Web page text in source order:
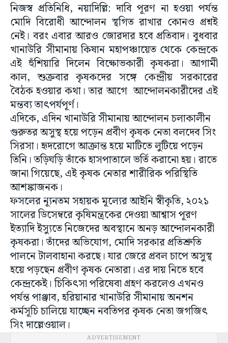
নিজস্ব প্রতিনিধি, নয়াদিল্লি: দাবি পূরণ না হওয়া পর্যন্ত
মোদি বিরোধী আন্দোলন স্থগিত রাখার কোনও প্রশ্নই
নেই। বরং এবার আরও জোরদার হবে প্রতিবাদ। বুধবার
খানাউরি সীমানায় কিষান মহাপঞ্চায়েত থেকে কেন্দ্রকে
এই হুঁশিয়ারি দিলেন বিক্ষোভকারী কৃষকরা। আগামী
কাল, শুক্রবার কৃষকদের সঙ্গে কেন্দ্রীয় সরকারের
বৈঠক হওয়ার কথা। তার আগে আন্দোলনকারীদের এই
মন্তব্য তাৎপর্যপূর্ণ।
এদিকে, এদিন খানাউরি সীমানায় আন্দোলন চলাকালীন
গুরুতর অসুস্থ হয়ে পড়েন প্রবীণ কৃষক নেতা বলদেব সিং
সিরসা। হৃদরোগে আক্রান্ত হয়ে মাটিতে লুটিয়ে পড়েন
তিনি। তড়িঘড়ি তাঁকে হাসপাতালে ভর্তি করানো হয়। রাতে
জানা গিয়েছে, এই কৃষক নেতার শারীরিক পরিস্থিতি
আশঙ্কাজনক।
ফসলের ন্যূনতম সহায়ক মূল্যের আইনি স্বীকৃতি, ২০২১
সালের ডিসেম্বরে কৃষিমন্ত্রকের দেওয়া আশ্বাস পূরণ
ইত্যাদি ইস্যুতে নিজেদের অবস্থানে অনড় আন্দোলনকারী
কৃষকরা। তাঁদের অভিযোগ, মোদি সরকার প্রতিশ্রুতি
পালনে টালবাহানা করছে। যার জেরে প্রবল চাপে অসুস্থ
হয়ে পড়ছেন প্রবীণ কৃষক নেতারা। এর দায় নিতে হবে
কেন্দ্রকেই। চিকিৎসা পরিষেবা গ্রহণ করলেও এখনও
পর্যন্ত পাঞ্জাব, হরিয়ানার খানাউরি সীমানায় অনশন
কর্মসূচি চালিয়ে যাচ্ছেন নবতিপর কৃষক নেতা জগজিৎ
সিং দাল্লেওয়াল।
ADVERTISEMENT